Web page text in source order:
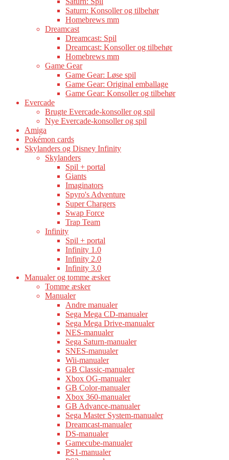
Saturn: Konsoller og tilbehør
Homebrews mm
Dreamcast
Dreamcast: Spil
Dreamcast: Konsoller og tilbehør
Homebrews mm
Game Gear
Game Gear: Løse spil
Game Gear: Original emballage
Game Gear: Konsoller og tilbehør
Evercade
Brugte Evercade-konsoller og spil
Nye Evercade-konsoller og spil
Amiga
Pokémon cards
Skylanders og Disney Infinity
Skylanders
Spil + portal
Giants
Imaginators
Spyro's Adventure
Super Chargers
Swap Force
Trap Team
Infinity
Spil + portal
Infinity 1.0
Infinity 2.0
Infinity 3.0
Manualer og tomme æsker
Tomme æsker
Manualer
Andre manualer
Sega Mega CD-manualer
Sega Mega Drive-manualer
NES-manualer
Sega Saturn-manualer
SNES-manualer
Wii-manualer
GB Classic-manualer
Xbox OG-manualer
GB Color-manualer
Xbox 360-manualer
GB Advance-manualer
Sega Master System-manualer
Dreamcast-manualer
DS-manualer
Gamecube-manualer
PS1-manualer